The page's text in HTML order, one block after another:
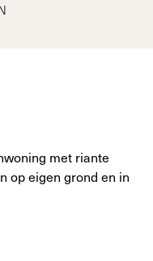
met riante
op eigen grond en in